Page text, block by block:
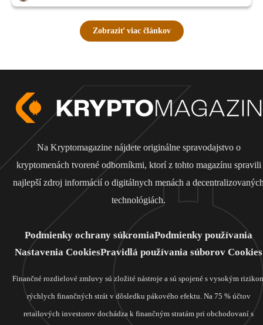
Zobraziť viac článkov
Na Kryptomagazine nájdete originálne spravodajstvo o
kryptomenách tvorené odborníkmi, ktorí z tohto magazínu spravili
najlepší zdroj informácií o digitálnych menách a
technológiách.
Podmienky ochrany súkromiaPodmienky používania
Nastavenia CookiesPravidlá používania súborov Cookies
Finančné rozdielové zmluvy sú zložité nástroje a sú spojené s vysokým
rýchlych finančných strát v dôsledku pákového efektu. Na 75 % účtov
retailových investorov dochádza k finančným stratám pri obchodovaní s